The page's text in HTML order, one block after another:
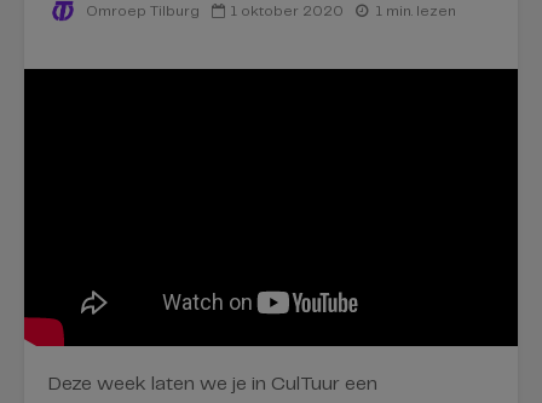
Omroep Tilburg 1 oktober 2020 1 min. lezen
Deze week laten we je in CulTuur een